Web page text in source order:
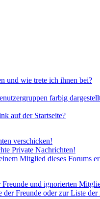
und wie trete ich ihnen bei?
farbig
auf der Startseite?
verschicken!
Private Nachrichten!
Mitglied dieses Forums
und ignorierten
Freunde oder zur Liste